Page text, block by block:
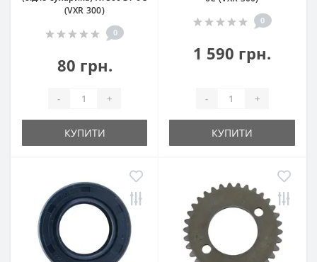
(VXR 300)
0
80 грн.
- +
КУПИТИ
0
1 590 грн.
- +
КУПИТИ